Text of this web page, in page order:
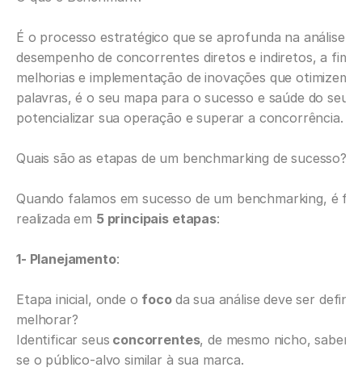
É o processo estratégico que se aprofunda na análise
desempenho de concorrentes diretos e indiretos, a fim
melhorias e implementação de inovações que otimizem
palavras, é o seu mapa para o sucesso e saúde do seu
potencializar sua operação e superar a concorrência.
Quais são as etapas de um benchmarking de sucesso?
Quando falamos em sucesso de um benchmarking, é
realizada em 5 principais etapas:
1- Planejamento:
Etapa inicial, onde o foco da sua análise deve ser
melhorar?
Identificar seus concorrentes, de mesmo nicho,
se o público-alvo similar à sua marca.